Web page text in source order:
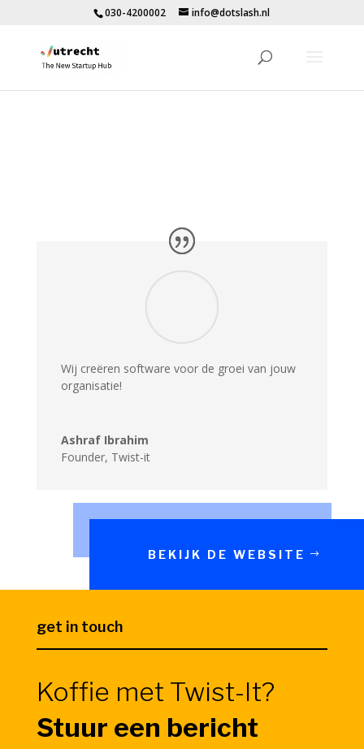
030-4200002 info@dotslash.nl
Wij creëren software voor de groei van jouw
organisatie!
Ashraf Ibrahim
Founder, Twist-it
BEKIJK DE WEBSITE
get in touch
Koffie met Twist-It?
Stuur een bericht